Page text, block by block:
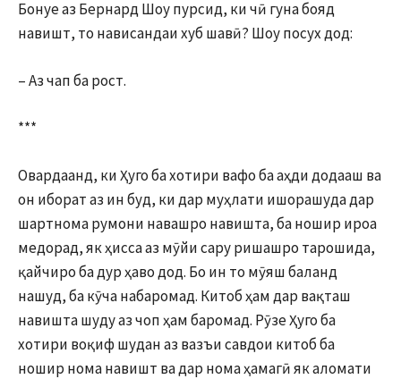
Бонуе аз Бернард Шоу пурсид, ки чӣ гуна бояд
навишт, то нависандаи хуб шавӣ? Шоу посух дод:
– Аз чап ба рост.
***
Овардаанд, ки Ҳуго ба хотири вафо ба аҳди додааш ва
он иборат аз ин буд, ки дар муҳлати ишорашуда дар
шартнома румони навашро навишта, ба ношир ироа
медорад, як ҳисса аз мӯйи сару ришашро тарошида,
қайчиро ба дур ҳаво дод. Бо ин то мӯяш баланд
нашуд, ба кӯча набаромад. Китоб ҳам дар вақташ
навишта шуду аз чоп ҳам баромад. Рӯзе Ҳуго ба
хотири воқиф шудан аз вазъи савдои китоб ба
ношир нома навишт ва дар нома ҳамагӣ як аломати